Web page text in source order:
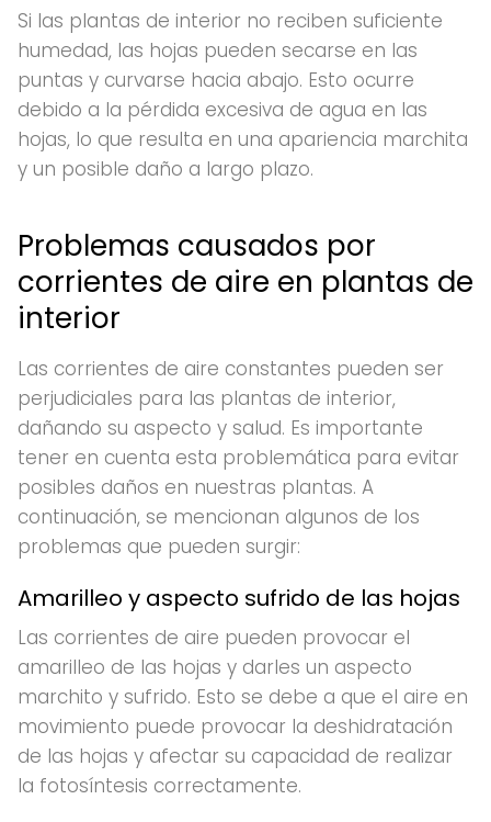
Si las plantas de interior no reciben suficiente
humedad, las hojas pueden secarse en las
puntas y curvarse hacia abajo. Esto ocurre
debido a la pérdida excesiva de agua en las
hojas, lo que resulta en una apariencia marchita
y un posible daño a largo plazo.
Problemas causados por
corrientes de aire en plantas de
interior
Las corrientes de aire constantes pueden ser
perjudiciales para las plantas de interior,
dañando su aspecto y salud. Es importante
tener en cuenta esta problemática para evitar
posibles daños en nuestras plantas. A
continuación, se mencionan algunos de los
problemas que pueden surgir:
Amarilleo y aspecto sufrido de las hojas
Las corrientes de aire pueden provocar el
amarilleo de las hojas y darles un aspecto
marchito y sufrido. Esto se debe a que el aire en
movimiento puede provocar la deshidratación
de las hojas y afectar su capacidad de realizar
la fotosíntesis correctamente.